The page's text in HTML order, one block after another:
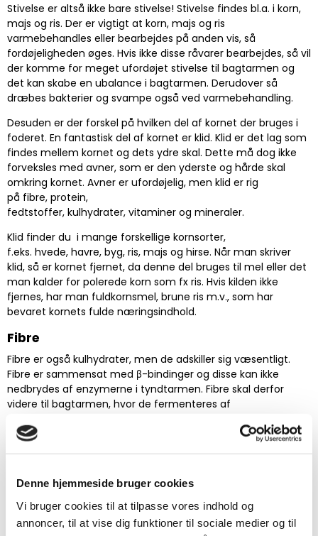
Denne hjemmeside bruger cookies
Vi bruger cookies til at tilpasse vores indhold og
annoncer, til at vise dig funktioner til sociale medier og til
Stivelse er altså ikke bare stivelse! Stivelse findes bl.a. i korn,
majs og ris. Der er vigtigt at korn, majs og ris
varmebehandles eller bearbejdes på anden vis, så
fordøjeligheden øges. Hvis ikke disse råvarer bearbejdes, så vil
der komme for meget ufordøjet stivelse til bagtarmen og
det kan skabe en ubalance i bagtarmen. Derudover så
dræbes bakterier og svampe også ved varmebehandling.
Desuden er der forskel på hvilken del af kornet der bruges i
foderet. En fantastisk del af kornet er klid. Klid er det lag som
findes mellem kornet og dets ydre skal. Dette må dog ikke
forveksles med avner, som er den yderste og hårde skal
omkring kornet. Avner er ufordøjelig, men klid er rig
på fibre, protein,
fedtstoffer, kulhydrater, vitaminer og mineraler.
Klid finder du i mange forskellige kornsorter,
f.eks. hvede, havre, byg, ris, majs og hirse. Når man skriver
klid, så er kornet fjernet, da denne del bruges til mel eller det
man kalder for polerede korn som fx ris. Hvis kilden ikke
fjernes, har man fuldkornsmel, brune ris m.v., som har
bevaret kornets fulde næringsindhold.
Fibre
Fibre er også kulhydrater, men de adskiller sig væsentligt.
Fibre er sammensat med β-bindinger og disse kan ikke
nedbrydes af enzymerne i tyndtarmen. Fibre skal derfor
videre til bagtarmen, hvor de fermenteres af
Fibre bliver også til glukose, men vejen hertil er længere. Ved
fermentering af fibre dannes der fedtsyrer, som
Det betyder at fibre også giver energi. Men energien er
længere tid om at blive frigivet sammenlignet med sukker
og stivelse.